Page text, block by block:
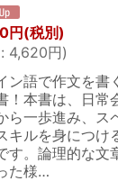
円(税別)
: 4,620円)
ン語で作文を書
！本書は、日常
ら一歩進み、ス
キルを身につけ
す。論理的な文
た様…